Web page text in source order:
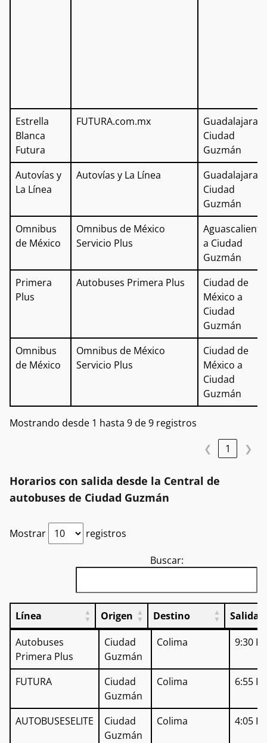
Estrella
Blanca
Futura
FUTURA.com.mx
Guadalajara a
Ciudad
Guzmán
Autovías y
La Línea
Autovías y La Línea
Guadalajara a
Ciudad
Guzmán
Omnibus
de México
Omnibus de México
Servicio Plus
a Ciudad
Guzmán
Primera
Plus
Autobuses Primera Plus
Ciudad de
México a
Ciudad
Guzmán
Omnibus
de México
Omnibus de México
Servicio Plus
Ciudad de
México a
Ciudad
Guzmán
Mostrando desde 1 hasta 9 de 9 registros
❮
1 ❯
Horarios con salida desde la Central de
autobuses de Ciudad Guzmán
Mostrar registros
Buscar:
Línea Origen Destino
Salidas
Línea
Origen Destino
Autobuses
Primera Plus
Ciudad
Guzmán
Colima 9:30
FUTURA
Ciudad
Guzmán
Colima 6:55
AUTOBUSESELITE
Ciudad
Guzmán
Colima 4:05